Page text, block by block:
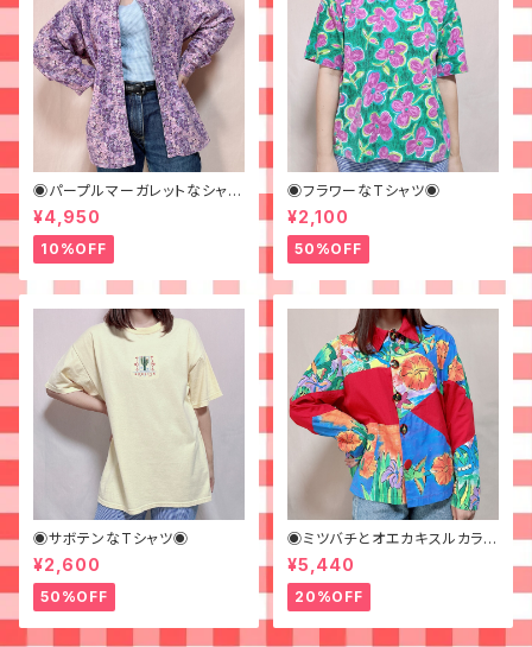
◉パープルマーガレットなシャツ
◉ 古着 花柄 紫
¥4,950
10%OFF
◉フラワーなTシャツ◉
¥2,100
50%OFF
◉サボテンなTシャツ◉
¥2,600
50%OFF
◉ミツバチとオエカキスルカラフ
ルペイントなジャケット◉
¥5,440
20%OFF